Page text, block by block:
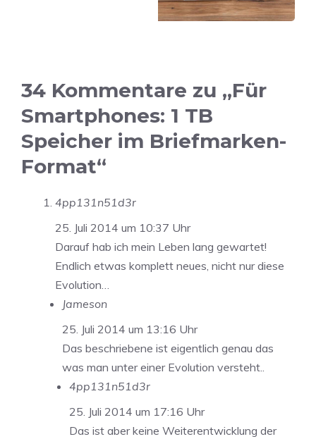
34 Kommentare zu „Für
Smartphones: 1 TB
Speicher im Briefmarken-
Format“
4pp131n51d3r
25. Juli 2014 um 10:37 Uhr
Darauf hab ich mein Leben lang gewartet!
Endlich etwas komplett neues, nicht nur diese
Evolution…
Jameson
25. Juli 2014 um 13:16 Uhr
Das beschriebene ist eigentlich genau das
was man unter einer Evolution versteht..
4pp131n51d3r
25. Juli 2014 um 17:16 Uhr
Das ist aber keine Weiterentwicklung der